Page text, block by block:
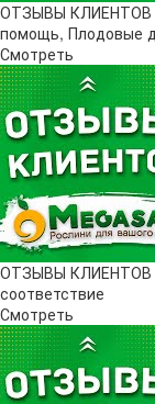
ОТЗЫВЫ КЛИЕНТОВ
помощь, Плодовые
Смотреть
ОТЗЫВЫ КЛИЕНТОВ
соответствие
Смотреть